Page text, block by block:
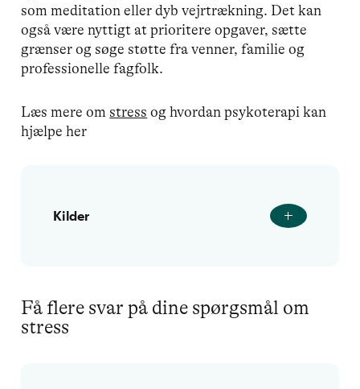
som meditation eller dyb vejrtrækning. Det kan
også være nyttigt at prioritere opgaver, sætte
grænser og søge støtte fra venner, familie og
professionelle fagfolk.
Læs mere om stress og hvordan psykoterapi kan
hjælpe her
Kilder
Få flere svar på dine spørgsmål om
stress